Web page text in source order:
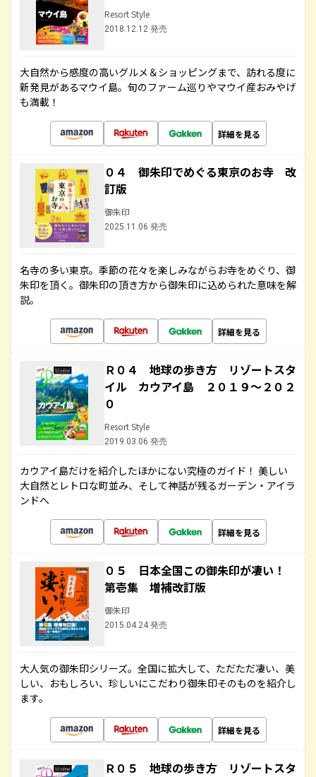
Resort Style
2018.12.12 発売
大自然から感度の高いグルメ＆ショッピングまで、訪れる度に
新発見があるマウイ島。旬のファーム巡りやマウイ産おみやげ
も満載！
詳細を見る
０４ 御朱印でめぐる東京のお寺 改
訂版
御朱印
2025.11.06 発売
名寺の多い東京。季節の花々を楽しみながらお寺をめぐり、御
朱印を頂く。御朱印の頂き方から御朱印に込められた意味を解
説。
詳細を見る
Ｒ０４ 地球の歩き方 リゾートスタ
イル カウアイ島 ２０１９～２０２
０
Resort Style
2019.03.06 発売
カウアイ島だけを紹介したほかにない究極のガイド！ 美しい
大自然とレトロな町並み、そして神話が残るガーデン・アイラ
ンドへ
詳細を見る
０５ 日本全国この御朱印が凄い！
第壱集 増補改訂版
御朱印
2015.04.24 発売
大人気の御朱印シリーズ。全国に拡大して、ただただ凄い、美
しい、おもしろい、珍しいにこだわり御朱印そのものを紹介し
ます。
詳細を見る
Ｒ０５ 地球の歩き方 リゾートスタ